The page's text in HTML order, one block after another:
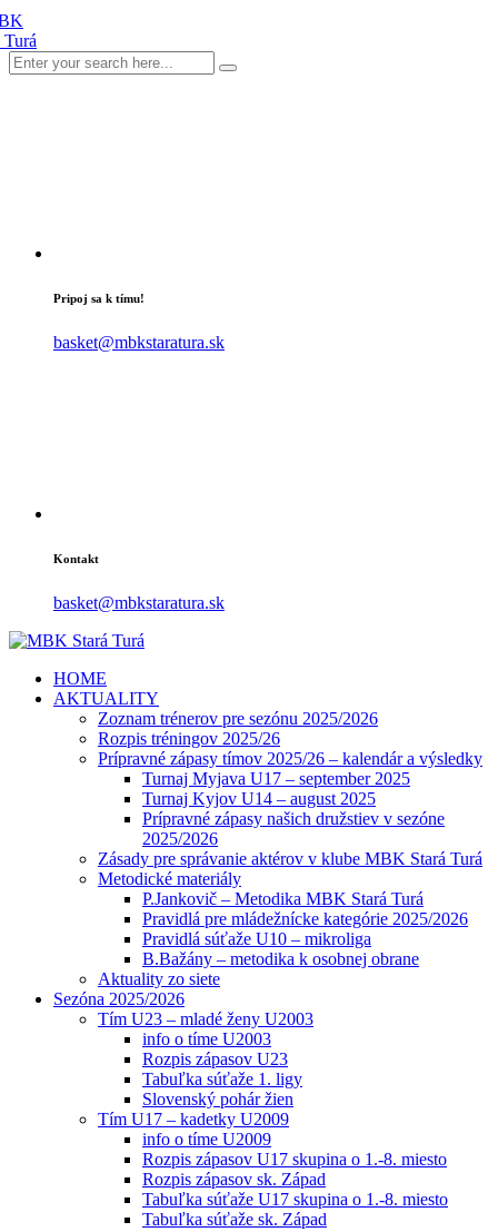
Pripoj sa k tímu!
basket@mbkstaratura.sk
Kontakt
basket@mbkstaratura.sk
HOME
AKTUALITY
Zoznam trénerov pre sezónu 2025/2026
Rozpis tréningov 2025/26
Prípravné zápasy tímov 2025/26 – kalendár a výsledky
Turnaj Myjava U17 – september 2025
Turnaj Kyjov U14 – august 2025
Prípravné zápasy našich družstiev v sezóne
2025/2026
Zásady pre správanie aktérov v klube MBK Stará Turá
Metodické materiály
P.Jankovič – Metodika MBK Stará Turá
Pravidlá pre mládežnícke kategórie 2025/2026
Pravidlá súťaže U10 – mikroliga
B.Bažány – metodika k osobnej obrane
Aktuality zo siete
Sezóna 2025/2026
Tím U23 – mladé ženy U2003
info o tíme U2003
Rozpis zápasov U23
Tabuľka súťaže 1. ligy
Slovenský pohár žien
Tím U17 – kadetky U2009
info o tíme U2009
Rozpis zápasov U17 skupina o 1.-8. miesto
Rozpis zápasov sk. Západ
Tabuľka súťaže U17 skupina o 1.-8. miesto
Tabuľka súťaže sk. Západ